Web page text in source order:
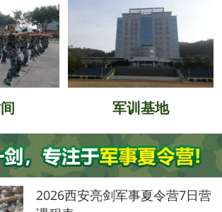
军训基地
2026西安亮剑军事夏令营7日营